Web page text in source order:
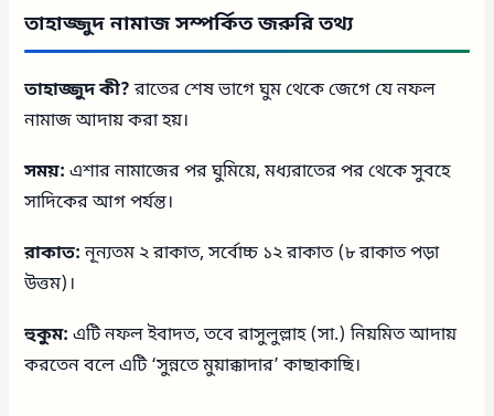
তাহাজ্জুদ নামাজ সম্পর্কিত জরুরি তথ্য
তাহাজ্জুদ কী?রাতের শেষ ভাগে ঘুম থেকে জেগে যে নফল
নামাজ আদায় করা হয়।
সময়: এশার নামাজের পর ঘুমিয়ে, মধ্যরাতের পর থেকে সুবহে
সাদিকের আগ পর্যন্ত।
রাকাত:নূন্যতম ২ রাকাত, সর্বোচ্চ ১২ রাকাত (৮ রাকাত পড়া
উত্তম)।
হুকুম: এটি নফল ইবাদত, তবে রাসুলুল্লাহ (সা.) নিয়মিত আদায়
করতেন বলে এটি ‘সুন্নতে মুয়াক্কাদার’ কাছাকাছি।